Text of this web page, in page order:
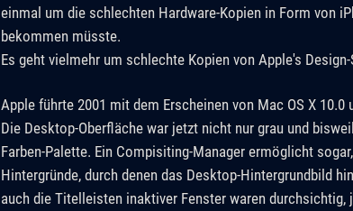
einmal um die schlechten Hardware-Kopien in Form von
bekommen müsste.
Es geht vielmehr um schlechte Kopien von Apple's
Apple führte 2001 mit dem Erscheinen von Mac OS X 10.0
Die Desktop-Oberfläche war jetzt nicht nur grau und
Farben-Palette. Ein Compisiting-Manager ermöglicht
Hintergründe, durch denen das Desktop-Hintergrundbild
auch die Titelleisten inaktiver Fenster waren